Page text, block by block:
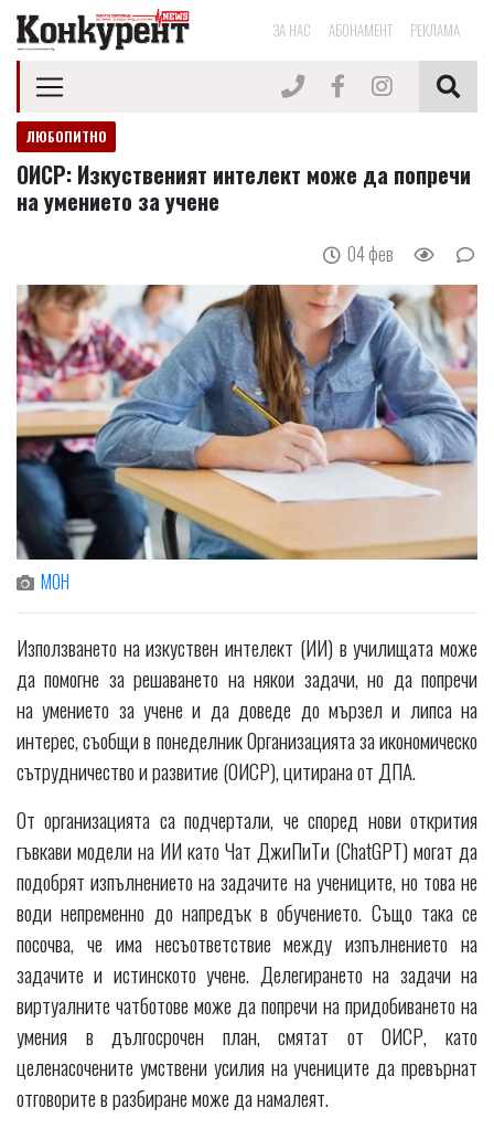
ЗА НАС АБОНАМЕНТ РЕКЛАМА
ЛЮБОПИТНО
ОИСР: Изкуственият интелект може да попречи
на умението за учене
04 фев
МОН
Използването на изкуствен интелект (ИИ) в училищата може
да помогне за решаването на някои задачи, но да попречи
на умението за учене и да доведе до мързел и липса на
интерес, съобщи в понеделник Организацията за икономическо
сътрудничество и развитие (ОИСР), цитирана от ДПА.
От организацията са подчертали, че според нови открития
гъвкави модели на ИИ като Чат ДжиПиТи (ChatGPT) могат да
подобрят изпълнението на задачите на учениците, но това не
води непременно до напредък в обучението. Също така се
посочва, че има несъответствие между изпълнението на
задачите и истинското учене. Делегирането на задачи на
виртуалните чатботове може да попречи на придобиването на
умения в дългосрочен план, смятат от ОИСР, като
целенасочените умствени усилия на учениците да превърнат
отговорите в разбиране може да намалеят.